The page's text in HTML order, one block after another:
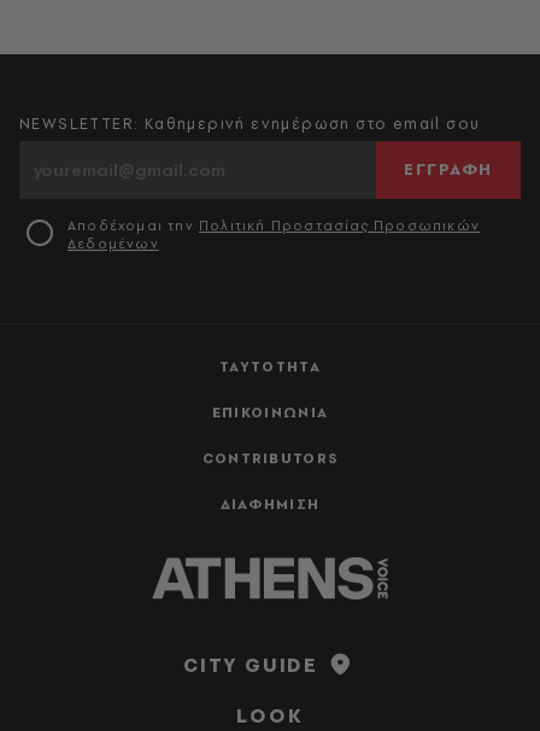
ΤΑΥΤΟΤΗΤΑ
ΕΠΙΚΟΙΝΩΝΙΑ
CONTRIBUTORS
ΔΙΑΦΗΜΙΣΗ
NEWSLETTER: Καθημερινή ενημέρωση στο email σου
ΕΓΓΡΑΦΗ
Αποδέχομαι την Πολιτική Προστασίας Προσωπικών
Δεδομένων
CITY GUIDE
LOOK